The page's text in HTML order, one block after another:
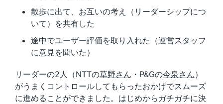
散歩に出て、お互いの考え（リーダーシップにつ
いて）を共有した
途中でユーザー評価を取り入れた（運営スタッフ
に意見を聞いた）
リーダーの2人（NTTの草野さん ・P&Gの今泉さん）
がうまくコントロールしてもらったおかげでスムーズ
に進めることができました。はじめからガチガチに決